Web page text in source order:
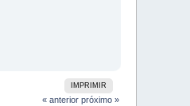
IMPRIMIR
« anterior próximo »